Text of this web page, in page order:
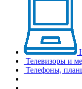
Телевизоры и
Телефоны,